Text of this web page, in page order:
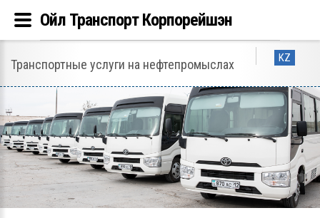
KZ
Транспортные услуги на нефтепромыслах
Ойл Транспорт Корпорейшэн